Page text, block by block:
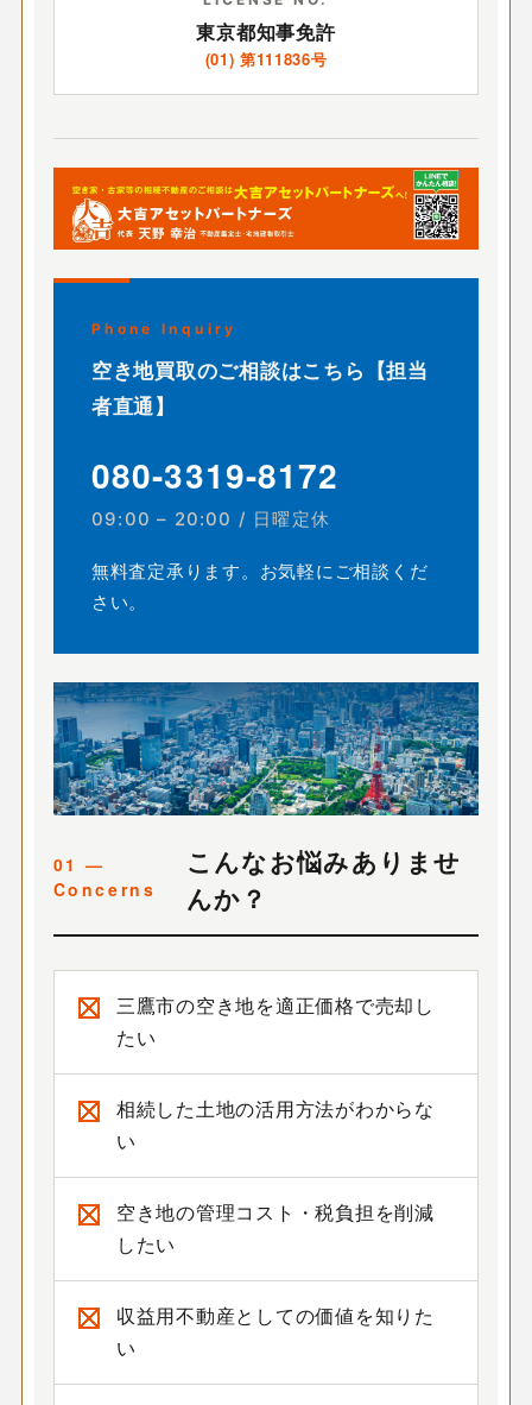
東京都知事免許
(01) 第111836号
Phone Inquiry
空き地買取のご相談はこちら【担当
者直通】
080-3319-8172
09:00 – 20:00 / 日曜定休
無料査定承ります。お気軽にご相談くだ
さい。
こんなお悩みありませ
んか？
三鷹市の空き地を適正価格で売却し
たい
相続した土地の活用方法がわからな
い
空き地の管理コスト・税負担を削減
したい
収益用不動産としての価値を知りた
い